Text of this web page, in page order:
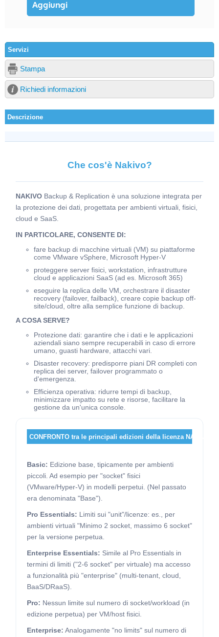
Servizi
Stampa
Richiedi informazioni
Descrizione
Che cos'è Nakivo?
NAKIVO Backup & Replication è una soluzione integrata per
la protezione dei dati, progettata per ambienti virtuali, fisici,
cloud e SaaS.
IN PARTICOLARE, CONSENTE DI:
fare backup di macchine virtuali (VM) su piattaforme
come VMware vSphere, Microsoft Hyper-V
proteggere server fisici, workstation, infrastrutture
cloud e applicazioni SaaS (ad es. Microsoft 365)
eseguire la replica delle VM, orchestrare il disaster
recovery (failover, failback), creare copie backup off-
site/cloud, oltre alla semplice funzione di backup.
A COSA SERVE?
Protezione dati: garantire che i dati e le applicazioni
aziendali siano sempre recuperabili in caso di errore
umano, guasti hardware, attacchi vari.
Disaster recovery: predisporre piani DR completi con
replica dei server, failover programmato o
d'emergenza.
Efficienza operativa: ridurre tempi di backup,
minimizzare impatto su rete e risorse, facilitare la
gestione da un'unica console.
CONFRONTO tra le principali edizioni della licenza NAKIVO:
Basic: Edizione base, tipicamente per ambienti
piccoli. Ad esempio per "socket" fisici
(VMware/Hyper-V) in modelli perpetui. (Nel passato
era denominata "Base").
Pro Essentials: Limiti sui "unit"/licenze: es., per
ambienti virtuali "Minimo 2 socket, massimo 6 socket"
per la versione perpetua.
Enterprise Essentials: Simile al Pro Essentials in
termini di limiti ("2-6 socket" per virtuale) ma accesso
a funzionalità più "enterprise" (multi-tenant, cloud,
BaaS/DRaaS).
Pro: Nessun limite sul numero di socket/workload (in
edizione perpetua) per VM/host fisici.
Enterprise: Analogamente "no limits" sul numero di